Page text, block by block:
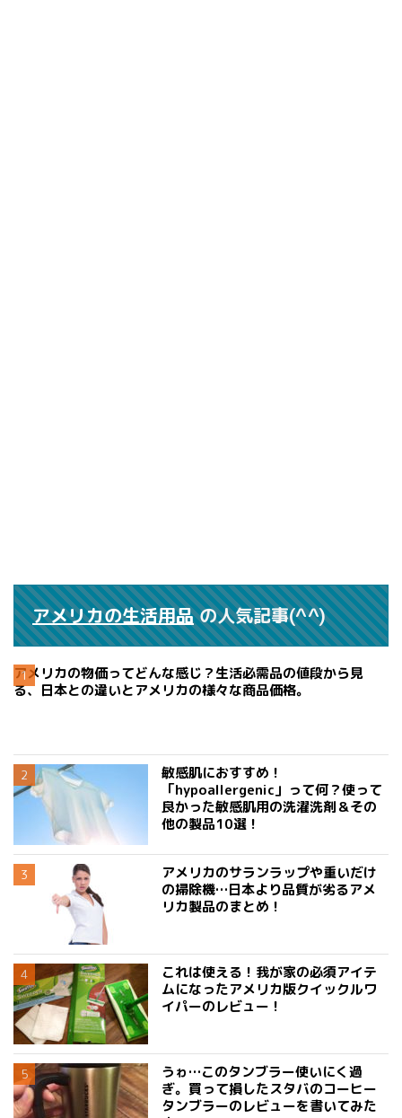
アメリカの生活用品の人気記事(^^)
アメリカの物価ってどんな感じ？生活必需品の値段から見
る、日本との違いとアメリカの様々な商品価格。
敏感肌におすすめ！
「hypoallergenic」って何？使って
良かった敏感肌用の洗濯洗剤＆その
他の製品10選！
アメリカのサランラップや重いだけ
の掃除機…日本より品質が劣るアメ
リカ製品のまとめ！
これは使える！我が家の必須アイテ
ムになったアメリカ版クイックルワ
イパーのレビュー！
うゎ…このタンブラー使いにく過
ぎ。買って損したスタバのコーヒー
タンブラーのレビューを書いてみた